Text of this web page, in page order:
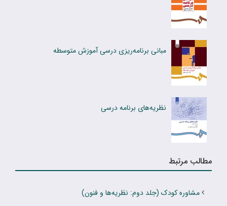
مبانی برنامه‌ریزی درسی آموزش متوسطه
نظریه‌های برنامه درسی
مطالب مرتبط
مشاوره کودک (جلد دوم: نظریه‌ها و فنون)